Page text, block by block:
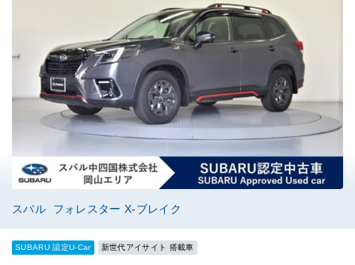
スバル フォレスター X-ブレイク
SUBARU 認定U-Car 新世代アイサイト 搭載車